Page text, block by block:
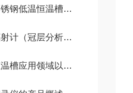
低温恒温槽的流程？
分析系统）/植物冠层分析仪
用领域以及简介阐述